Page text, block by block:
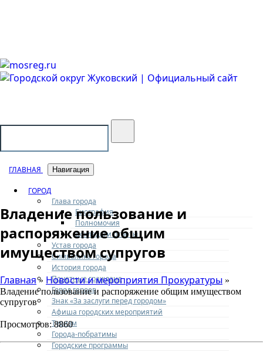
ГЛАВНАЯ Навигация
ГОРОД
Глава города
Биография
Полномочия
Доклады и отчеты
Устав города
Символика города
История города
Почетные граждане
Город героев
Знак «За заслуги перед городом»
Афиша городских мероприятий
Туризм
Города-побратимы
Городские программы
Владение пользование и
распоряжение общим
имуществом супругов
Главная» Новости и мероприятия Прокуратуры »
Владение пользование и распоряжение общим имуществом
супругов
Просмотров: 8860